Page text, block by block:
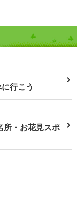
行こう
所・お花見スポ